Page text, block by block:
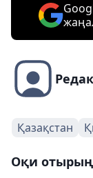
Қазақстан
Оқи